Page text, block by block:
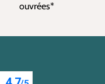
ouvrées*